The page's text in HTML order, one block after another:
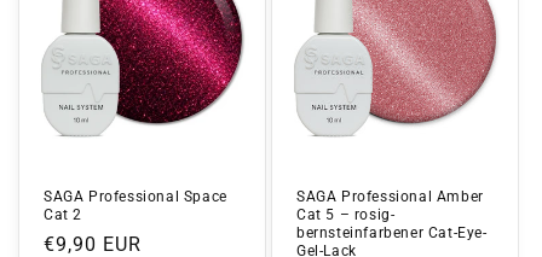
SAGA Professional Space
Cat 2
Normaler
€9,90 EUR
SAGA Professional Amber
Cat 5 – rosig-
bernsteinfarbener Cat-Eye-
Gel-Lack